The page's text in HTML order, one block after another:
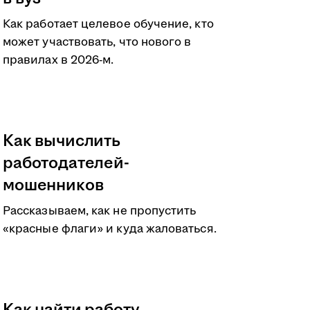
Как работает целевое обучение, кто
может участвовать, что нового в
правилах в 2026-м.
Как вычислить
работодателей-
мошенников
Рассказываем, как не пропустить
«красные флаги» и куда жаловаться.